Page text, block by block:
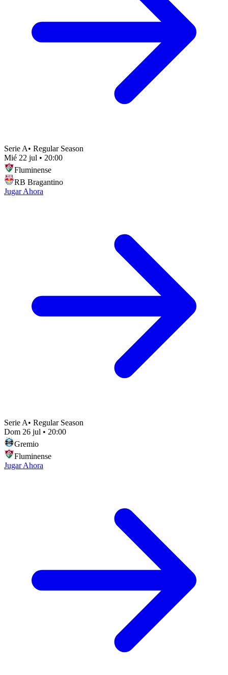
Serie A• Regular Season
Mié 22 jul • 20:00
Fluminense
RB Bragantino
Jugar Ahora
Serie A• Regular Season
Dom 26 jul • 20:00
Gremio
Fluminense
Jugar Ahora